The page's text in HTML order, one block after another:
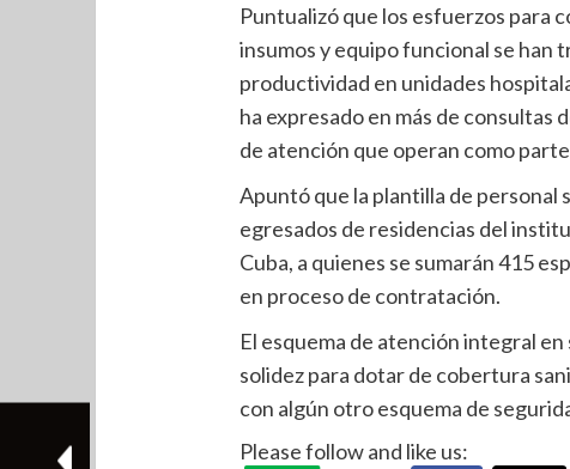
Puntualizó que los esfuerzos para
insumos y equipo funcional se han
productividad en unidades
ha expresado en más de consultas
de atención que operan como
Apuntó que la plantilla de personal
egresados de residencias del
Cuba, a quienes se sumarán 415
en proceso de contratación.
El esquema de atención integral
solidez para dotar de cobertura
con algún otro esquema de
Please follow and like us: